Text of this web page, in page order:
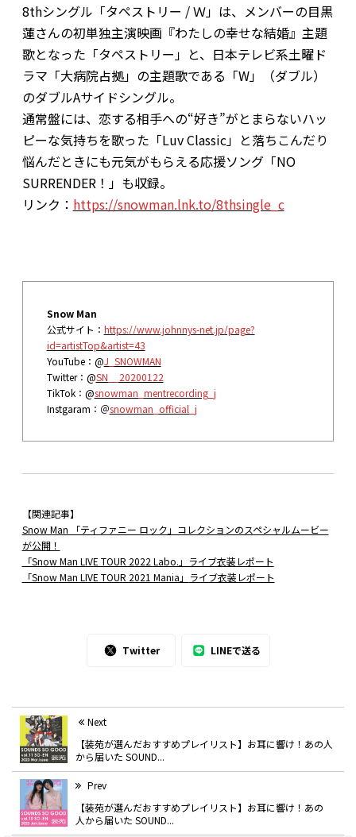
8thシングル「タペストリー / Ｗ」は、メンバーの目黒
蓮さんの初単独主演映画『わたしの幸せな結婚』主題
歌となった「タペストリー」と、日本テレビ系土曜ド
ラマ「大病院占拠」の主題歌である「W」（ダブル）
のダブルAサイドシングル。
通常盤には、恋する相手への“好き”がとまらないハッ
ピーな気持ちを歌った「Luv Classic」と落ちこんだり
悩んだときにも元気がもらえる応援ソング「NO
SURRENDER！」も収録。
リンク： https://snowman.lnk.to/8thsingle_c
Snow Man
公式サイト： https://www.johnnys-net.jp/page?
id=artistTop&artist=43
YouTube：@J_SNOWMAN
Twitter：@SN__20200122
TikTok：@snowman_mentrecording_j
Instgaram：＠snowman_official_j
【関連記事】
Snow Man 「ティファニー ロック」コレクションのスペシャルムービー
が公開！
「Snow Man LIVE TOUR 2022 Labo.」ライブ衣装レポート
「Snow Man LIVE TOUR 2021 Mania」 ライブ衣装レポート
Twitter LINEで送る
Next
【装苑が選んだおすすめプレイリスト】お耳に響け！あの人
から届いた SOUND...
Prev
【装苑が選んだおすすめプレイリスト】お耳に響け！あの
人から届いた SOUND...